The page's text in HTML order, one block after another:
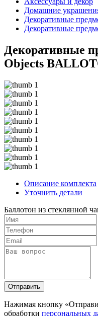
Домашние
Декоративные
Декоративные
Декоративные
Objects
Описание комплекта
Уточнить детали
Баллотон из стеклянной
Отправить
Нажимая кнопку
обработки персональных